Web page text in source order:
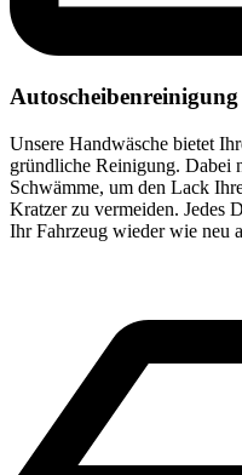
Autoscheibenreinigung
Unsere Handwäsche bietet
gründliche Reinigung. Dabei
Schwämme, um den Lack
Kratzer zu vermeiden. Jedes
Ihr Fahrzeug wieder wie neu